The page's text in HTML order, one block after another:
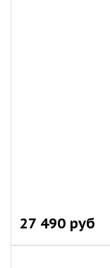
27 490 руб